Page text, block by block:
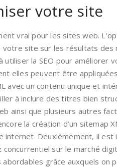
votre site
vrai pour les sites web.
votre site sur les résultats
la SEO pour améliorer
elles peuvent être
un contenu unique et
à inclure des titres bien
ainsi que plusieurs autres
la création d’un sitemap
Deuxièmement, il
sur le marché
grâce auxquels on